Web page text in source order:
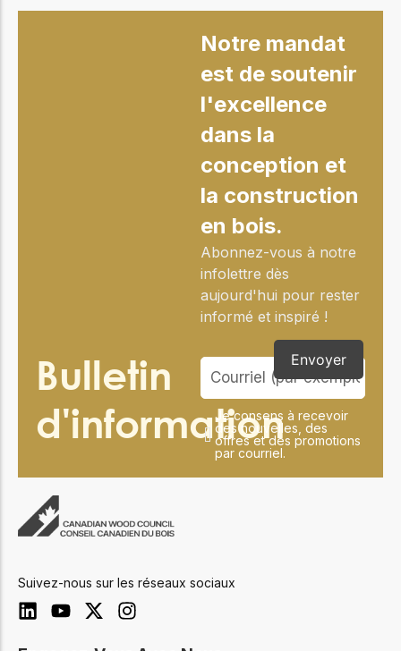
Bulletin
d'information
Notre mandat
est de soutenir
l'excellence
dans la
conception et
la construction
en bois.
Abonnez-vous à notre
infolettre dès
aujourd'hui pour rester
informé et inspiré !
Je consens à recevoir
des nouvelles, des
offres et des promotions
par courriel.
Envoyer
Suivez-nous sur les réseaux sociaux